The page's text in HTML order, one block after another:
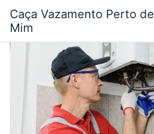
para
conteúdo
Caça Vazamento Perto de
Mim